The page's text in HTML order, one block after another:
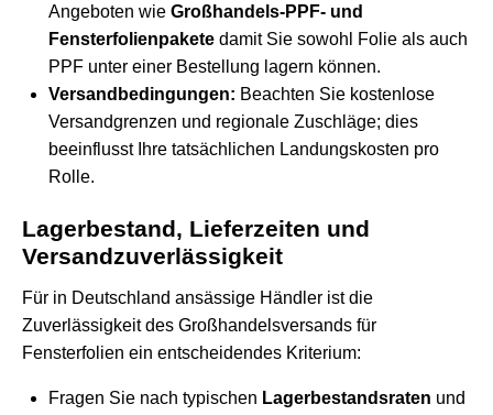
Angeboten wie Großhandels-PPF- und
Fensterfolienpakete damit Sie sowohl Folie als auch
PPF unter einer Bestellung lagern können.
Versandbedingungen: Beachten Sie kostenlose
Versandgrenzen und regionale Zuschläge; dies
beeinflusst Ihre tatsächlichen Landungskosten pro
Rolle.
Lagerbestand, Lieferzeiten und
Versandzuverlässigkeit
Für in Deutschland ansässige Händler ist die
Zuverlässigkeit des Großhandelsversands für
Fensterfolien ein entscheidendes Kriterium:
Fragen Sie nach typischen Lagerbestandsraten und